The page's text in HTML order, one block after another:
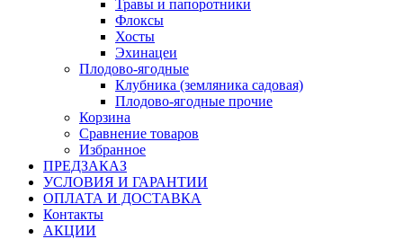
Травы и папоротники
Флоксы
Хосты
Эхинацеи
Плодово-ягодные
Клубника (земляника садовая)
Плодово-ягодные прочие
Корзина
Сравнение товаров
Избранное
ПРЕДЗАКАЗ
УСЛОВИЯ И ГАРАНТИИ
ОПЛАТА И ДОСТАВКА
Контакты
АКЦИИ